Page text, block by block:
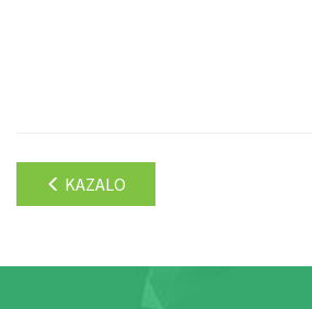
KAZALO